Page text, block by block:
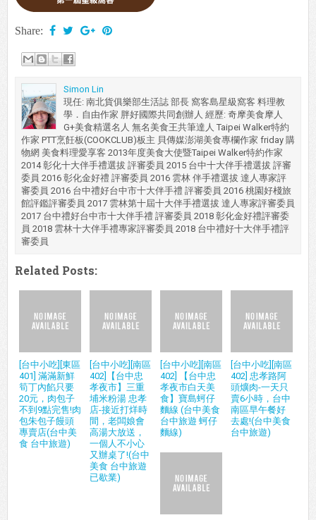
Share:
Simon Lin
現任: 南北貨俱樂部生活誌 部長 窩客島星級窩客 料理教
學．自由作家 胖好國際共同創辦人 經歷: 奇摩美食摩人
G+美食精選名人 無名美食王共筆達人 Taipei Walker特約
作家 PTT烹飪板(COOKCLUB)板主 貝傳媒澎湖美食專欄作家 friday 購
物網 美食料理愛享客 2013年度美食大使暨Taipei Walker特約作家
2014 彰化十大伴手禮選拔 評審委員 2015 台中十大伴手禮選拔 評審
委員 2016 彰化金好禮 評審委員 2016 雲林 伴手禮選拔 達人專家評
審委員 2016 台中禮好台中市十大伴手禮 評審委員 2016 桃園好棧旅
館評鑑評審委員 2017 雲林第十屆十大伴手禮選拔 達人專家評審委員
2017 台中禮好台中市十大伴手禮 評審委員 2018 彰化金好禮評審委
員 2018 雲林十大伴手禮專家評審委員 2018 台中禮好十大伴手禮評
審委員
Related Posts:
[台中小吃][東區
401] 滿滿新鮮
筍丁內餡只要
20元，肉包子
不到9點完售!肉
包朱包子饅頭
專賣店(台中美
食 台中旅遊)
[台中小吃][南區
402]【台中忠
孝夜市】三重
埔米粉湯 忠孝
店-接近打烊時
間，老闆娘會
高湯大放送，
一個人不小心
又辦桌了!(台中
美食 台中旅遊
已歇業)
[台中小吃][南區
402] 【台中忠
孝夜市白天美
食】寶島蚵仔
麵線 (台中美食
台中旅遊 蚵仔
麵線)
[台中小吃][南區
402] 忠孝路阿
頭爌肉-一天只
賣6小時，台中
南區早午餐好
去處!(台中美食
台中旅遊)